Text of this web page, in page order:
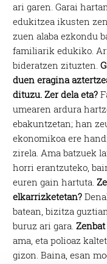
ari garen. Garai
edukitzea ikusten
zuen alaba ezkondu
familiarik edukiko.
bideratzen zituzten.
duen eragina
dituzu. Zer dela eta?
umearen ardura
ebakuntzetan; han
ekonomikoa ere
zirela. Ama batzuek
horri erantzuteko,
euren gain hartuta.
elkarrizketetan?
batean, bizitza
buruz ari gara.
ama, eta polioaz
gizon. Baina, esan